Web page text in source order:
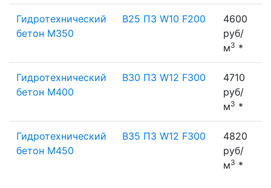
Гидротехнический
бетон М350
B25 П3 W10 F200
4600
руб/
м3 *
Гидротехнический
бетон М400
B30 П3 W12 F300
4710
руб/
м3 *
Гидротехнический
бетон М450
B35 П3 W12 F300
4820
руб/
м3 *